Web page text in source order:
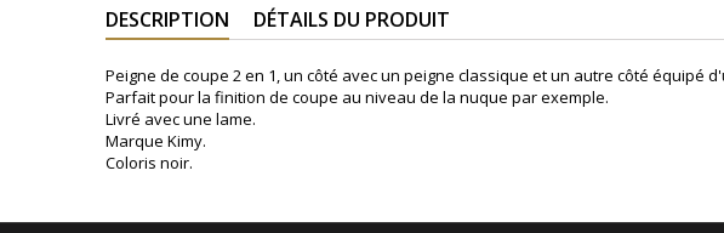
DESCRIPTION DÉTAILS DU PRODUIT
Peigne de coupe 2 en 1, un côté avec un peigne classique et un autre côté
Parfait pour la finition de coupe au niveau de la nuque par exemple.
Livré avec une lame.
Marque Kimy.
Coloris noir.